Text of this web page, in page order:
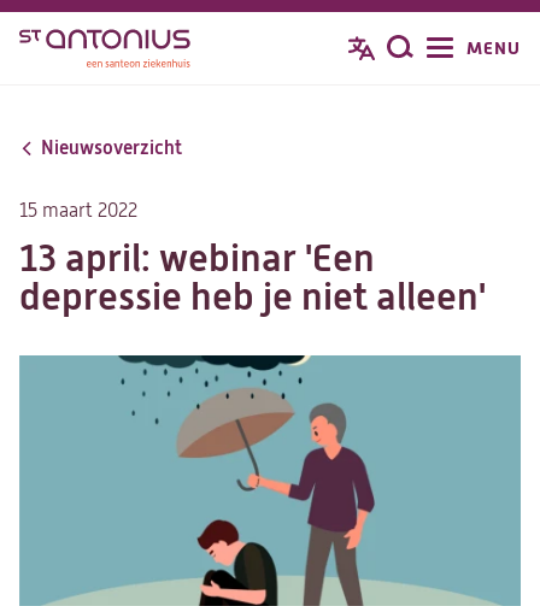
Overslaan
inhoud
Zoeken
MENU
Nieuwsoverzicht
15 maart 2022
13 april: webinar 'Een
depressie heb je niet alleen'